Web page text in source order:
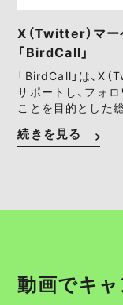
X（Twitter）マ
「BirdCall」
「BirdCall」は、X
サポートし、フォ
ことを目的とした
続きを見る
動画でキ